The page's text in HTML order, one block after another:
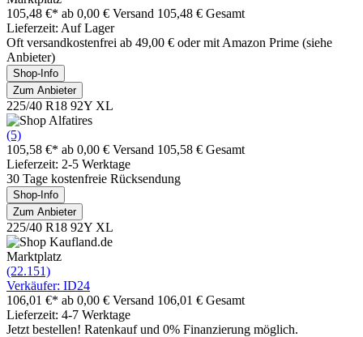
105,48 €* ab 0,00 € Versand 105,48 € Gesamt
Lieferzeit: Auf Lager
Oft versandkostenfrei ab 49,00 € oder mit Amazon Prime (siehe
Anbieter)
Shop-Info
Zum Anbieter
225/40 R18 92Y XL
(5)
105,58 €* ab 0,00 € Versand 105,58 € Gesamt
Lieferzeit: 2-5 Werktage
30 Tage kostenfreie Rücksendung
Shop-Info
Zum Anbieter
225/40 R18 92Y XL
Marktplatz
(22.151)
Verkäufer: ID24
106,01 €* ab 0,00 € Versand 106,01 € Gesamt
Lieferzeit: 4-7 Werktage
Jetzt bestellen! Ratenkauf und 0% Finanzierung möglich.